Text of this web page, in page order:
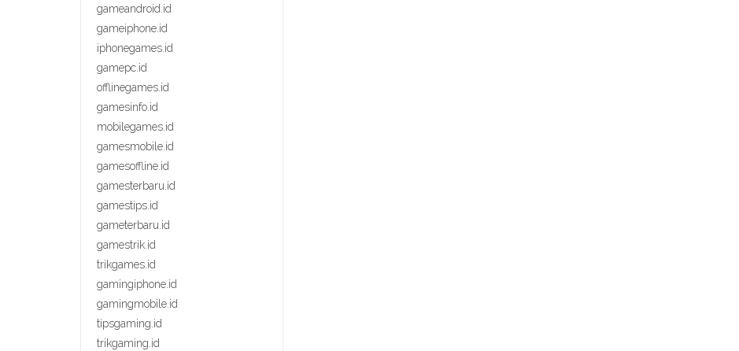
gameandroid.id
gameiphone.id
iphonegames.id
gamepc.id
offlinegames.id
gamesinfo.id
mobilegames.id
gamesmobile.id
gamesoffline.id
gamesterbaru.id
gamestips.id
gameterbaru.id
gamestrik.id
trikgames.id
gamingiphone.id
gamingmobile.id
tipsgaming.id
trikgaming.id